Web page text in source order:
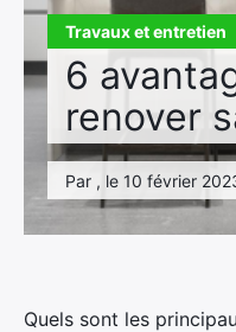
Travaux et entretien
6
renover
Par , le 10 février
Quels sont les